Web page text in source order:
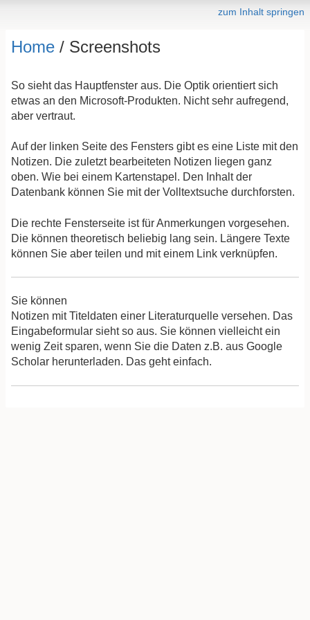
zum Inhalt springen
Home / Screenshots
So sieht das Hauptfenster aus. Die Optik orientiert sich
etwas an den Microsoft-Produkten. Nicht sehr aufregend,
aber vertraut.
Auf der linken Seite des Fensters gibt es eine Liste mit den
Notizen. Die zuletzt bearbeiteten Notizen liegen ganz
oben. Wie bei einem Kartenstapel. Den Inhalt der
Datenbank können Sie mit der Volltextsuche durchforsten.
Die rechte Fensterseite ist für Anmerkungen vorgesehen.
Die können theoretisch beliebig lang sein. Längere Texte
können Sie aber teilen und mit einem Link verknüpfen.
Sie können
Notizen mit Titeldaten einer Literaturquelle versehen. Das
Eingabeformular sieht so aus. Sie können vielleicht ein
wenig Zeit sparen, wenn Sie die Daten z.B. aus Google
Scholar herunterladen. Das geht einfach.